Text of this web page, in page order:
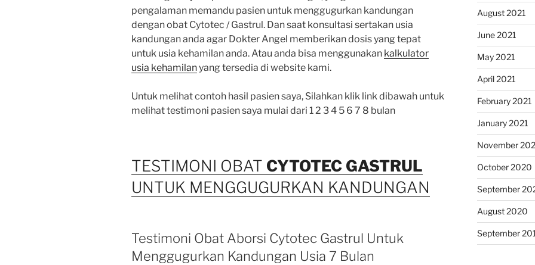
pengalaman memandu pasien untuk menggugurkan kandungan
dengan obat Cytotec / Gastrul. Dan saat konsultasi sertakan usia
kandungan anda agar Dokter Angel memberikan dosis yang tepat
untuk usia kehamilan anda. Atau anda bisa menggunakan kalkulator
usia kehamilanyang tersedia di website kami.
Untuk melihat contoh hasil pasien saya, Silahkan klik link dibawah untuk
melihat testimoni pasien saya mulai dari 1 2 3 4 5 6 7 8 bulan
TESTIMONI OBAT CYTOTEC GASTRUL
UNTUK MENGGUGURKAN KANDUNGAN
Testimoni Obat Aborsi Cytotec Gastrul Untuk
Menggugurkan Kandungan Usia 7 Bulan
August 2021
June 2021
May 2021
April 2021
February 2021
January 2021
November
October 2020
September
August 2020
September